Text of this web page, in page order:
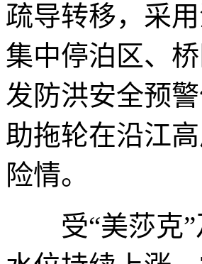
疏导转移，采
集中停泊区、
发防洪安全预
助拖轮在沿江
险情。
受“美莎克”